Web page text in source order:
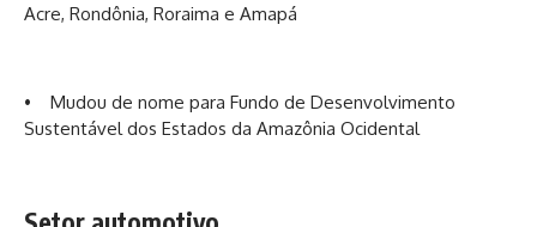
Acre, Rondônia, Roraima e Amapá
• Mudou de nome para Fundo de Desenvolvimento
Sustentável dos Estados da Amazônia Ocidental